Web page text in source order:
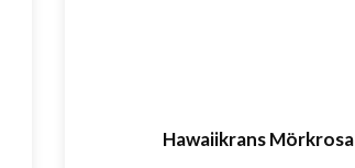
Hawaiikrans Mörkrosa